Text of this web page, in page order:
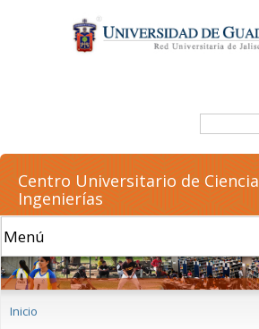
contenido
principal
Buscar
Centro Universitario de
Ingenierías
Inicio